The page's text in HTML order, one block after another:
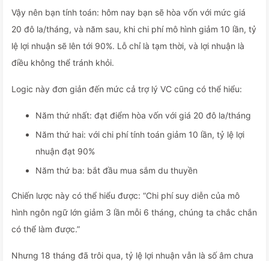
Vậy nên bạn tính toán: hôm nay bạn sẽ hòa vốn với mức giá
20 đô la/tháng, và năm sau, khi chi phí mô hình giảm 10 lần, tỷ
lệ lợi nhuận sẽ lên tới 90%. Lỗ chỉ là tạm thời, và lợi nhuận là
điều không thể tránh khỏi.
Logic này đơn giản đến mức cả trợ lý VC cũng có thể hiểu:
Năm thứ nhất: đạt điểm hòa vốn với giá 20 đô la/tháng
Năm thứ hai: với chi phí tính toán giảm 10 lần, tỷ lệ lợi
nhuận đạt 90%
Năm thứ ba: bắt đầu mua sắm du thuyền
Chiến lược này có thể hiểu được: “Chi phí suy diễn của mô
hình ngôn ngữ lớn giảm 3 lần mỗi 6 tháng, chúng ta chắc chắn
có thể làm được.”
Nhưng 18 tháng đã trôi qua, tỷ lệ lợi nhuận vẫn là số âm chưa